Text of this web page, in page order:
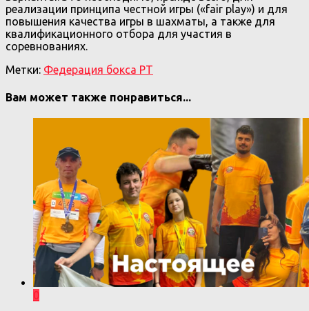
реализации принципа честной игры («fair play») и для
повышения качества игры в шахматы, а также для
квалификационного отбора для участия в
соревнованиях.
Метки: Федерация бокса РТ
Вам может также понравиться...
0